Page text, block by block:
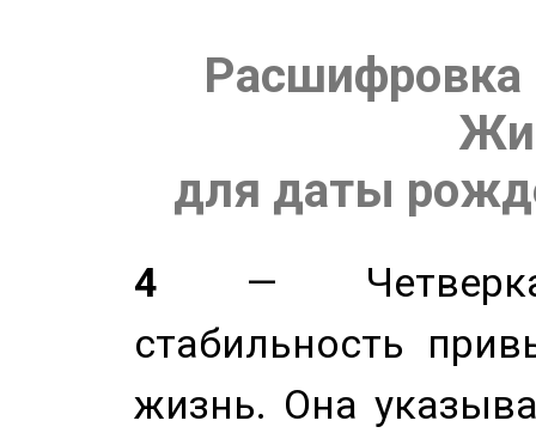
Расшифровка
для даты
4 — Четверка
стабильность
жизнь. Она